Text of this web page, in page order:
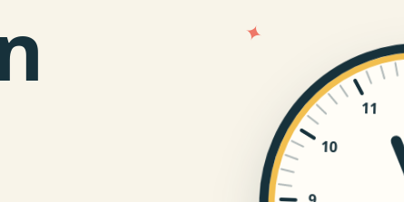
10
11
✦